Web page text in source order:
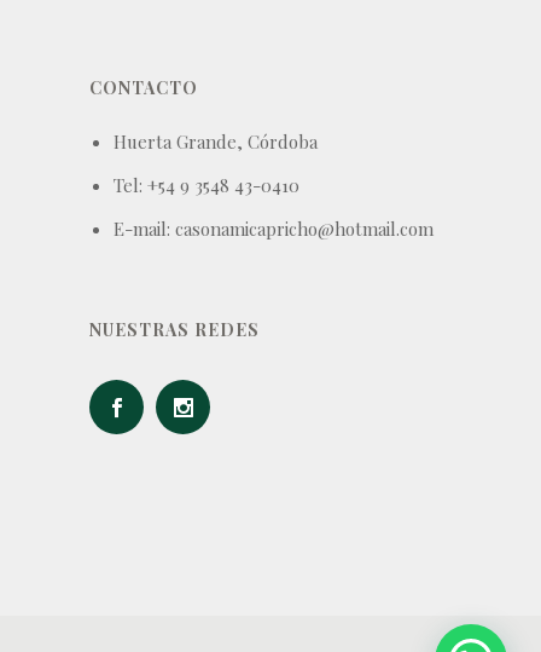
CONTACTO
Huerta Grande, Córdoba
Tel: +54 9 3548 43-0410
E-mail: casonamicapricho@hotmail.com
NUESTRAS REDES